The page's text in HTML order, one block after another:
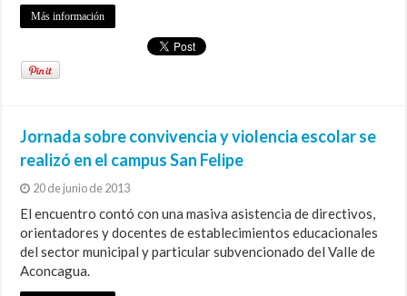
Más información
Jornada sobre convivencia y violencia escolar se
realizó en el campus San Felipe
20 de junio de 2013
El encuentro contó con una masiva asistencia de directivos,
orientadores y docentes de establecimientos educacionales
del sector municipal y particular subvencionado del Valle de
Aconcagua.